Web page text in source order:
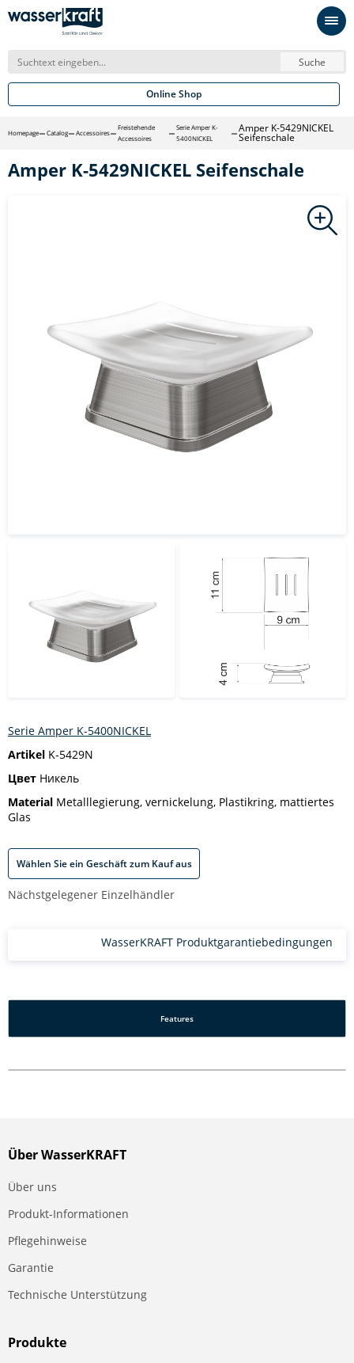
Suche
Online Shop
Homepage Catalog Accessoires
Freistehende
Accessoires
Serie Amper K-
5400NICKEL
Amper K-5429NICKEL
Seifenschale
Amper K-5429NICKEL Seifenschale
Serie Amper K-5400NICKEL
Artikel K-5429N
Цвет Никель
Material Metalllegierung, vernickelung, Plastikring, mattiertes
Glas
Wählen Sie ein Geschäft zum Kauf aus
Nächstgelegener Einzelhändler
WasserKRAFT Produktgarantiebedingungen
Features
Über WasserKRAFT
Über uns
Produkt-Informationen
Pflegehinweise
Garantie
Technische Unterstützung
Produkte